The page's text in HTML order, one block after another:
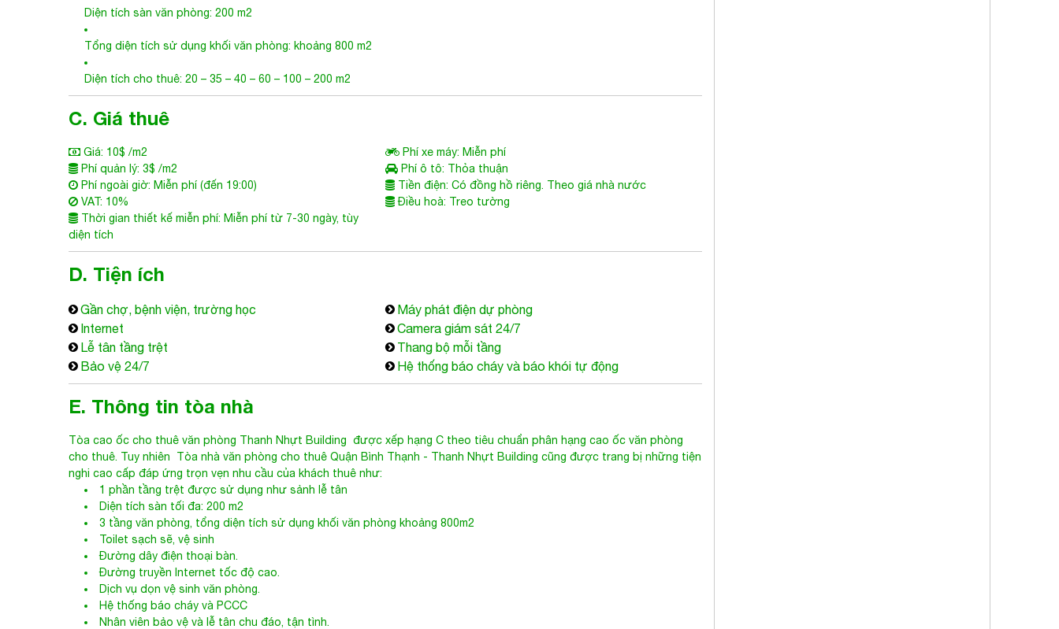
Diện tích sàn văn phòng: 200 m2
Tổng diện tích sử dụng khối văn phòng: khoảng 800 m2
Diện tích cho thuê: 20 – 35 – 40 – 60 – 100 – 200 m2
C. Giá thuê
Giá: 10$ /m2
Phí xe máy: Miễn phí
Phí quản lý: 3$ /m2
Phí ô tô: Thỏa thuận
Phí ngoài giờ: Miễn phí (đến 19:00)
Tiền điện: Có đồng hồ riêng. Theo giá nhà nước
VAT: 10%
Điều hoà: Treo tường
Thời gian thiết kế miễn phí: Miễn phí từ 7-30 ngày, tùy
diện tích
D. Tiện ích
Gần chợ, bệnh viện, trường học
Internet
Lễ tân tầng trệt
Bảo vệ 24/7
Máy phát điện dự phòng
Camera giám sát 24/7
Thang bộ mỗi tầng
Hệ thống báo cháy và báo khói tự động
E. Thông tin tòa nhà
Tòa cao ốc cho thuê văn phòng Thanh Nhựt Building được xếp hạng C theo tiêu chuẩn phân hạng cao ốc văn phòng
cho thuê. Tuy nhiên Tòa nhà văn phòng cho thuê Quận Bình Thạnh - Thanh Nhựt Building cũng được trang bị những tiện
nghi cao cấp đáp ứng trọn vẹn nhu cầu của khách thuê như:
1 phần tầng trệt được sử dụng như sảnh lễ tân
Diện tích sàn tối đa: 200 m2
3 tầng văn phòng, tổng diện tích sử dụng khối văn phòng khoảng 800m2
Toilet sạch sẽ, vệ sinh
Đường dây điện thoại bàn.
Đường truyền Internet tốc độ cao.
Dịch vụ dọn vệ sinh văn phòng.
Hệ thống báo cháy và PCCC
Nhân viên bảo vệ và lễ tân chu đáo, tận tình.